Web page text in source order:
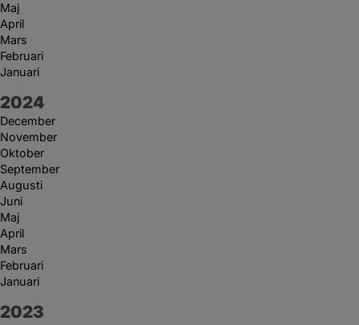
Maj
April
Mars
Februari
Januari
År:
2024
December
November
Oktober
September
Augusti
Juni
Maj
April
Mars
Februari
Januari
År:
2023